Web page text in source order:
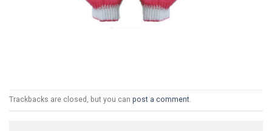
Trackbacks are closed, but you can post a comment.